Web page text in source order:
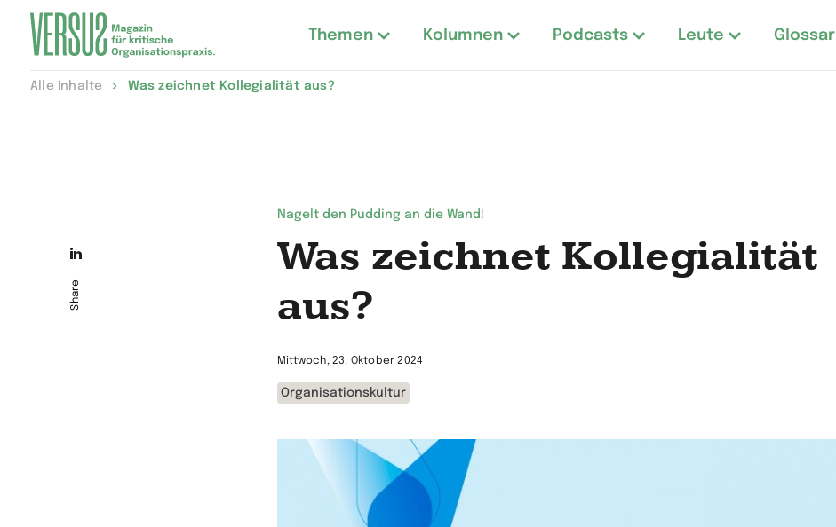
Zur
Themen Kolumnen Podcasts Leute Glossar
Alle Inhalte Was zeichnet Kollegialität aus?
Nagelt den Pudding an die Wand!
Was zeichnet Kollegialität
aus?
Mittwoch, 23. Oktober 2024
Organisationskultur
Share